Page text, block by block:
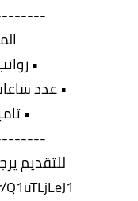
•
• عدد
•
للتقديم